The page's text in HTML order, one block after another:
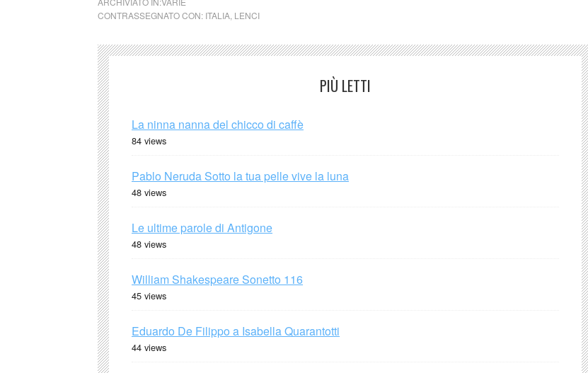
CONTRASSEGNATO CON: ITALIA LENCI
PIÙ LETTI
La ninna nanna del chicco di caffè
84 views
Pablo Neruda Sotto la tua pelle vive la luna
48 views
Le ultime parole di Antigone
48 views
William Shakespeare Sonetto 116
45 views
Eduardo De Filippo a Isabella Quarantotti
44 views